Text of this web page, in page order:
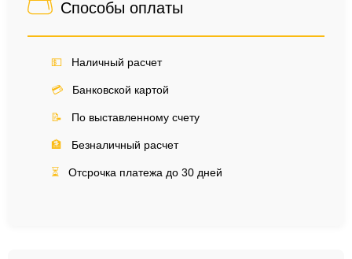
Способы оплаты
💵 Наличный расчет
💳 Банковской картой
📝 По выставленному счету
🏦 Безналичный расчет
⏳ Отсрочка платежа до 30 дней